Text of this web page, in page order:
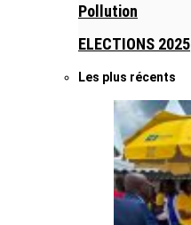
Pollution
ELECTIONS 2025
Les plus récents